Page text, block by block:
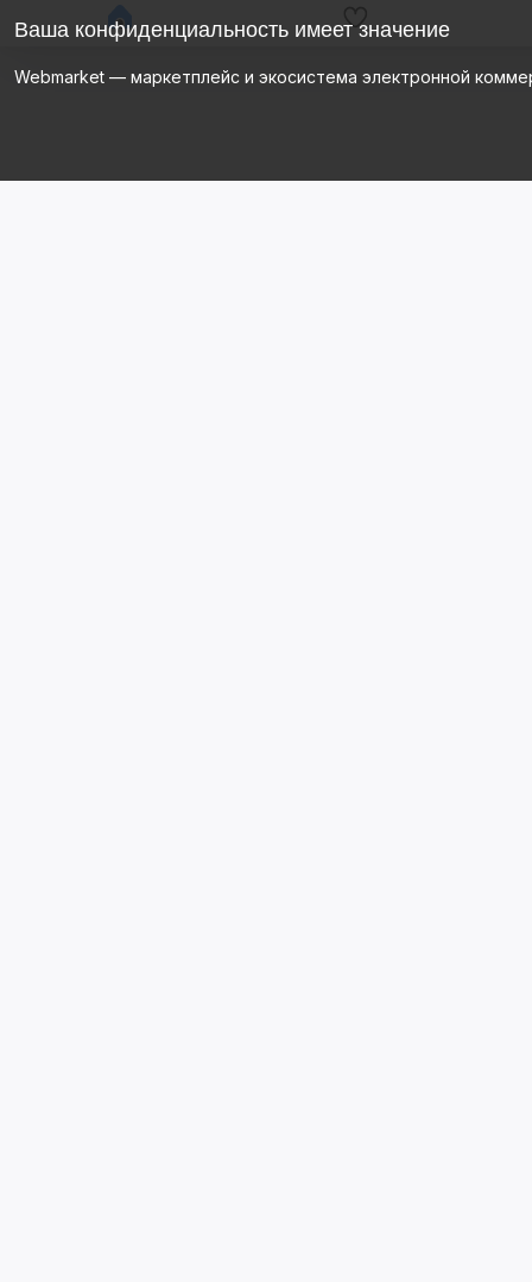
Ваша конфиденциальность имеет значение
Webmarket — маркетплейс и экосистема электронной